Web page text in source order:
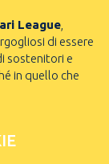
League,
di essere
sostenitori e
in quello che